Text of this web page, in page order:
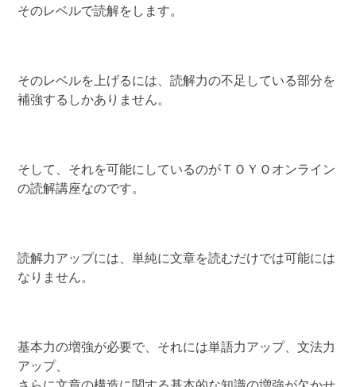
そのレベルで読解をします。
そのレベルを上げるには、読解力の不足している部分を
補強するしかありません。
そして、それを可能にしているのがＴＯＹＯオンライン
の読解講座なのです。
読解力アップには、単純に文章を読むだけでは可能には
なりません。
基本力の増強が必要で、それには単語力アップ、文法力
アップ、